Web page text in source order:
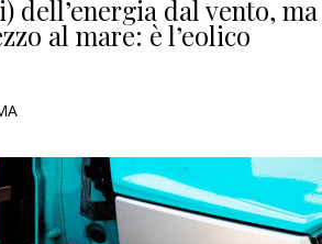
dell’energia dal vento, ma
al mare: è l’eolico